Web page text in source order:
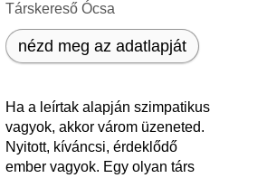
Társkereső Ócsa
nézd meg az adatlapját
Ha a leírtak alapján szimpatikus
vagyok, akkor várom üzeneted.
Nyitott, kíváncsi, érdeklődő
ember vagyok. Egy olyan társ